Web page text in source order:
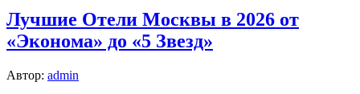
Лучшие Отели Москвы в 2026 от
«Эконома» до «5 Звезд»
Автор: admin